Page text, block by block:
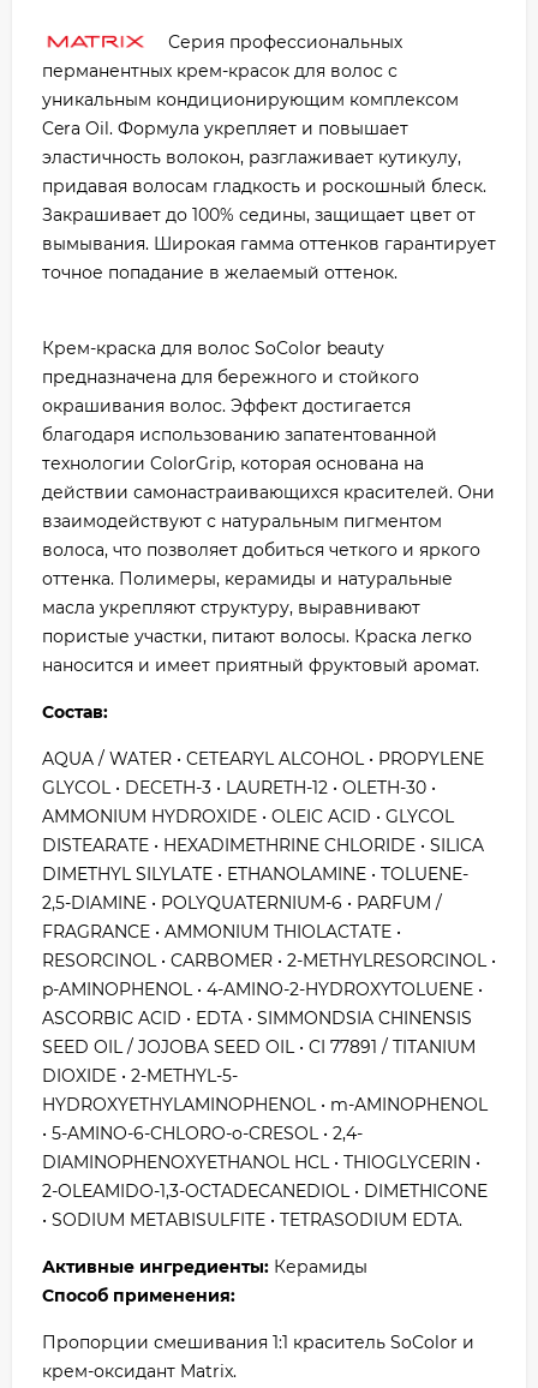
Серия профессиональных
перманентных крем-красок для волос с
уникальным кондиционирующим комплексом
Cera Oil. Формула укрепляет и повышает
эластичность волокон, разглаживает кутикулу,
придавая волосам гладкость и роскошный блеск.
Закрашивает до 100% седины, защищает цвет от
вымывания. Широкая гамма оттенков гарантирует
точное попадание в желаемый оттенок.
Крем-краска для волос SoColor beauty
предназначена для бережного и стойкого
окрашивания волос. Эффект достигается
благодаря использованию запатентованной
технологии ColorGrip, которая основана на
действии самонастраивающихся красителей. Они
взаимодействуют с натуральным пигментом
волоса, что позволяет добиться четкого и яркого
оттенка. Полимеры, керамиды и натуральные
масла укрепляют структуру, выравнивают
пористые участки, питают волосы. Краска легко
наносится и имеет приятный фруктовый аромат.
Состав:
AQUA / WATER • CETEARYL ALCOHOL • PROPYLENE
GLYCOL • DECETH-3 • LAURETH-12 • OLETH-30 •
AMMONIUM HYDROXIDE • OLEIC ACID • GLYCOL
DISTEARATE • HEXADIMETHRINE CHLORIDE • SILICA
DIMETHYL SILYLATE • ETHANOLAMINE • TOLUENE-
2,5-DIAMINE • POLYQUATERNIUM-6 • PARFUM /
FRAGRANCE • AMMONIUM THIOLACTATE •
RESORCINOL • CARBOMER • 2-METHYLRESORCINOL •
p-AMINOPHENOL • 4-AMINO-2-HYDROXYTOLUENE •
ASCORBIC ACID • EDTA • SIMMONDSIA CHINENSIS
SEED OIL / JOJOBA SEED OIL • CI 77891 / TITANIUM
DIOXIDE • 2-METHYL-5-
HYDROXYETHYLAMINOPHENOL • m-AMINOPHENOL
• 5-AMINO-6-CHLORO-o-CRESOL • 2,4-
DIAMINOPHENOXYETHANOL HCL • THIOGLYCERIN •
2-OLEAMIDO-1,3-OCTADECANEDIOL • DIMETHICONE
• SODIUM METABISULFITE • TETRASODIUM EDTA.
Активные ингредиенты: Керамиды
Способ применения:
Пропорции смешивания 1:1 краситель SoColor и
крем-оксидант Matrix.